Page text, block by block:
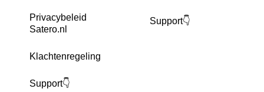
Privacybeleid
Satero.nl
Klachtenregeling
Support👇
Support👇